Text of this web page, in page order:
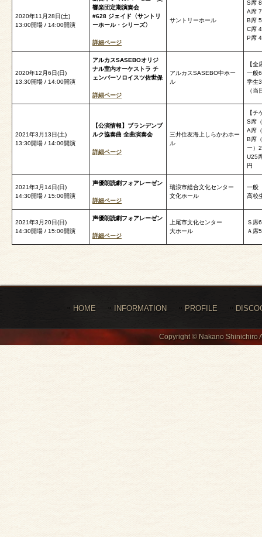
2020年11月28日(土)
13:00開場 / 14:00開演
響楽団定期演奏会
#628 ジェイド〈サントリ
ーホール・シリーズ〉
詳細ページ
サントリーホール
S席
A席
B席
C席
P席
2020年12月6日(日)
13:30開場 / 14:00開演
アルカスSASEBOオリジ
ナル室内オーケストラ チ
ェンバーソロイスツ佐世保
詳細ページ
アルカスSASEBO中ホー
ル
【全
一般
学生
（
2021年3月13日‬(土)
13:30開場 / 14:00開演
【公演情報】ブランデンブ
ルク協奏曲 全曲演奏会
詳細ページ
三井住友海上しらかわホー
ル
【
S席
A席
B席
ー）
U25
円
2021年3月14日‬(日)
14:30開場 / 15:00開演
声優朗読劇フォアレーゼン
詳細ページ
瑞浪市総合文化センター
文化ホール
一般
高校
2021年3月20日‬(日)
14:30開場 / 15:00開演
声優朗読劇フォアレーゼン
詳細ページ
上尾市文化センター
大ホール
Ｓ席
Ａ席
HOME INFORMATION PROFILE
Copyright © Nakano